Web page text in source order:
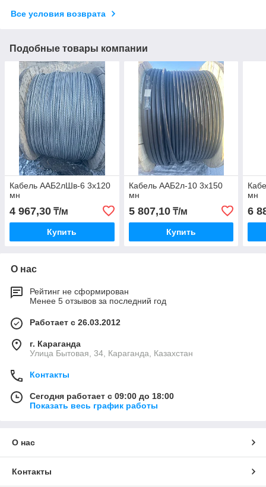
Все условия возврата
Подобные товары компании
Кабель ААБ2лШв-6 3х120
мн
4 967,30 ₸/м
Купить
Кабель ААБ2л-10 3х150
мн
5 807,10₸/м
Купить
мн
6
О нас
Рейтинг не сформирован
Менее 5 отзывов за последний год
Работает с 26.03.2012
г. Караганда
Улица Бытовая, 34, Караганда, Казахстан
Контакты
Сегодня работает с 09:00 до 18:00
Показать весь график работы
О нас
Контакты